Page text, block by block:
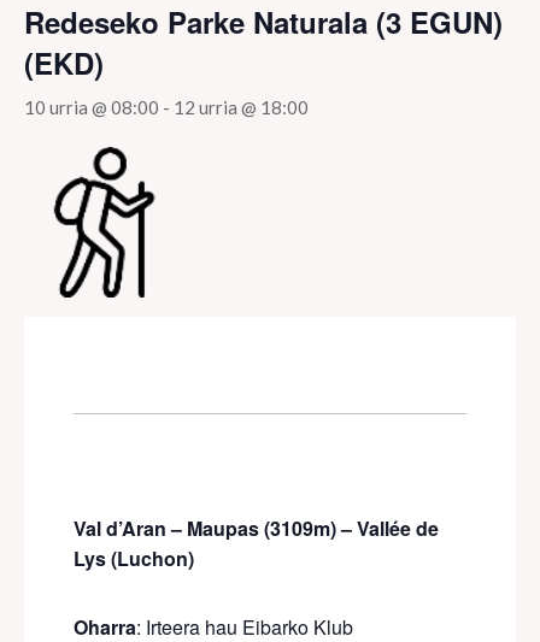
Redeseko Parke Naturala (3 EGUN)
(EKD)
10 urria @ 08:00 - 12 urria @ 18:00
Vald’Aran– Maupas(3109m) –Vallée de
Lys (Luchon)
Oharra: Irteera hau Eibarko Klub